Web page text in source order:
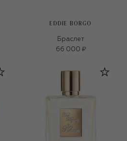
EDDIE BORGO
Браслет
66 000 ₽